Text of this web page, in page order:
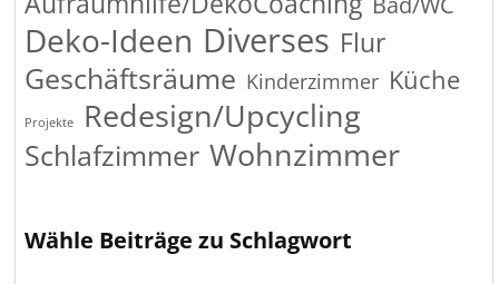
Deko-Ideen Diverses Flur
Geschäftsräume Kinderzimmer Küche
Projekte Redesign/Upcycling
Schlafzimmer Wohnzimmer
Wähle Beiträge zu Schlagwort